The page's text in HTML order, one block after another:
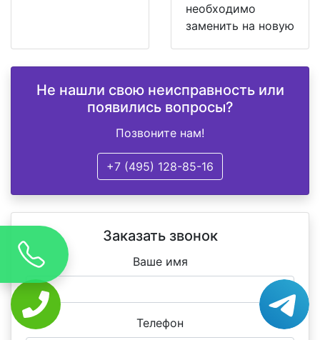
необходимо
заменить на новую
Не нашли свою неисправность или
появились вопросы?
Позвоните нам!
+7 (495) 128-85-16
Заказать звонок
Ваше имя
Телефон